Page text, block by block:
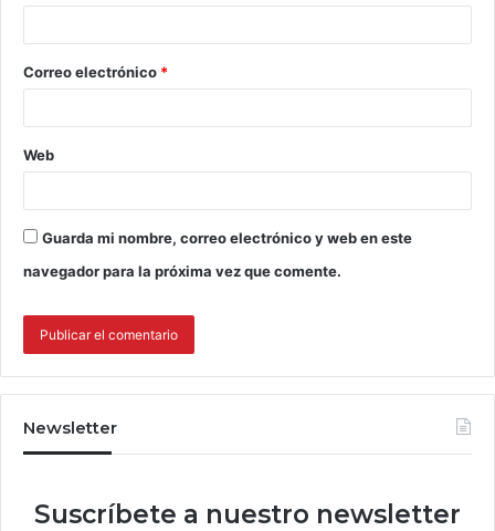
Correo electrónico *
Web
Guarda mi nombre, correo electrónico y web en este
navegador para la próxima vez que comente.
Newsletter
Suscríbete a nuestro newsletter